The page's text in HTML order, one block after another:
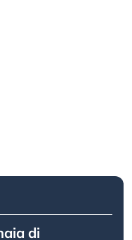
di